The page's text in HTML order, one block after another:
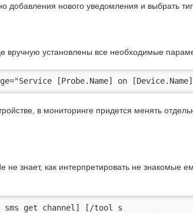
добавления нового уведомления и выбрать
вручную установлены все необходимые
[Probe.Name] on
в мониторинге придется менять
не знает, как интерпретировать не знакомые
get channel] [/tool s